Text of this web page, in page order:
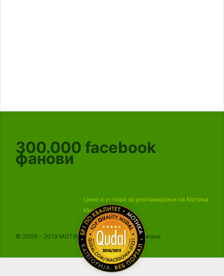
300.000 facebook
фанови
Цени и услови за рекламирање на Мотика
Импресум
© 2006 - 2019 МОТИКА, Сите права се задржани